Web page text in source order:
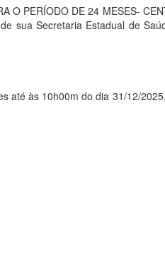
O PERÍODO DE 24 MESES-
sua Secretaria Estadual de
até às 10h00m do dia 31/12/